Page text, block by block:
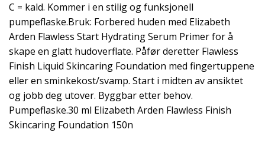
C = kald. Kommer i en stilig og funksjonell
pumpeflaske.Bruk: Forbered huden med Elizabeth
Arden Flawless Start Hydrating Serum Primer for å
skape en glatt hudoverflate. Påfør deretter Flawless
Finish Liquid Skincaring Foundation med fingertuppene
eller en sminkekost/svamp. Start i midten av ansiktet
og jobb deg utover. Byggbar etter behov.
Pumpeflaske.30 ml Elizabeth Arden Flawless Finish
Skincaring Foundation 150n